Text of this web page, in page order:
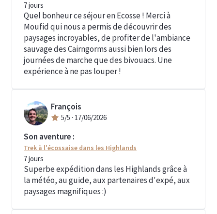
7jours
Quel bonheur ce séjour en Ecosse ! Merci à
Moufid qui nous a permis de découvrir des
paysages incroyables, de profiter de l'ambiance
sauvage des Cairngorms aussi bien lors des
journées de marche que des bivouacs. Une
expérience à ne pas louper !
François
5/5 · 17/06/2026
Son aventure :
Trek à l'écossaise dans les Highlands
7jours
Superbe expédition dans les Highlands grâce à
la météo, au guide, aux partenaires d'expé, aux
paysages magnifiques :)